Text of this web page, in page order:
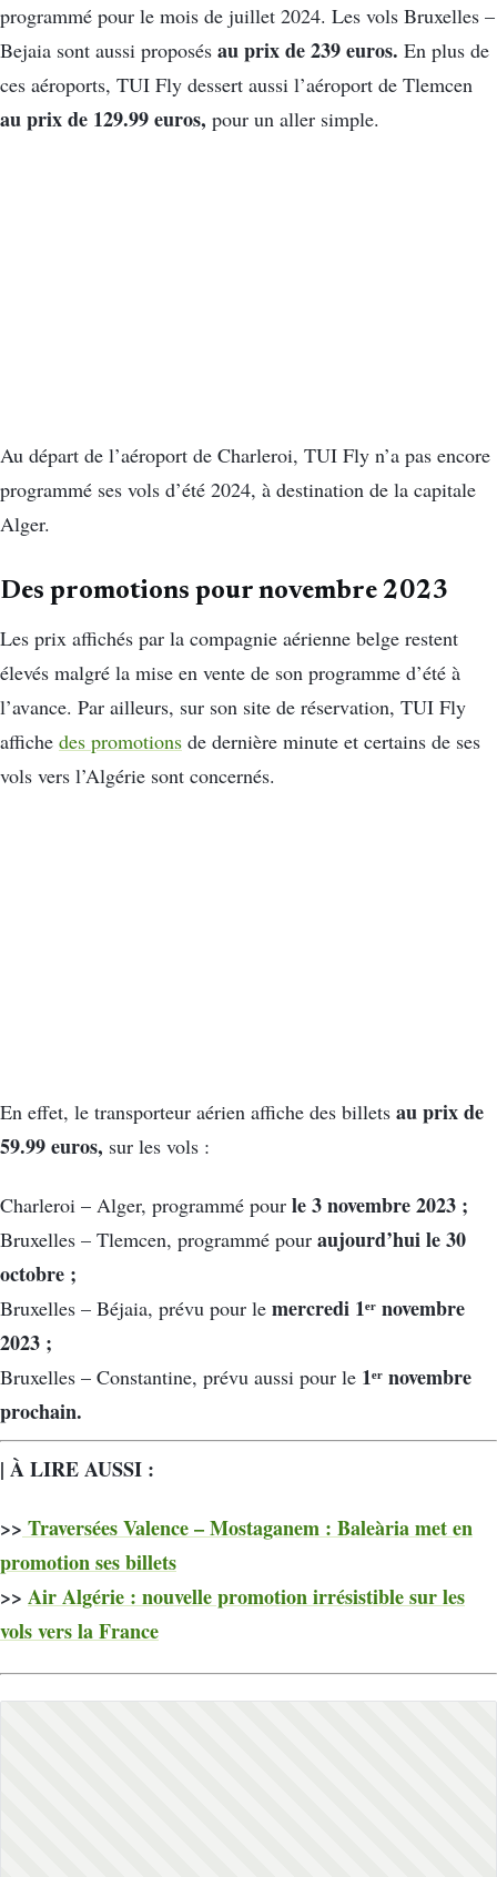
programmé pour le mois de juillet 2024. Les vols Bruxelles –
Bejaia sont aussi proposés au prix de 239 euros. En plus de
ces aéroports, TUI Fly dessert aussi l’aéroport de Tlemcen
au prix de 129.99 euros, pour un aller simple.
Au départ de l’aéroport de Charleroi, TUI Fly n’a pas encore
programmé ses vols d’été 2024, à destination de la capitale
Alger.
Des promotions pour novembre 2023
Les prix affichés par la compagnie aérienne belge restent
élevés malgré la mise en vente de son programme d’été à
l’avance. Par ailleurs, sur son site de réservation, TUI Fly
affiche des promotions de dernière minute et certains de ses
vols vers l’Algérie sont concernés.
En effet, le transporteur aérien affiche des billets au prix de
59.99 euros, sur les vols :
Charleroi – Alger, programmé pour le 3 novembre 2023 ;
Bruxelles – Tlemcen, programmé pour aujourd’hui le 30
octobre ;
Bruxelles – Béjaia, prévu pour le mercredi 1ᵉʳ novembre
2023 ;
Bruxelles – Constantine, prévu aussi pour le 1ᵉʳ novembre
prochain.
| À LIRE AUSSI :
>> Traversées Valence – Mostaganem : Baleària met en
promotion ses billets
>> Air Algérie : nouvelle promotion irrésistible sur les
vols vers la France